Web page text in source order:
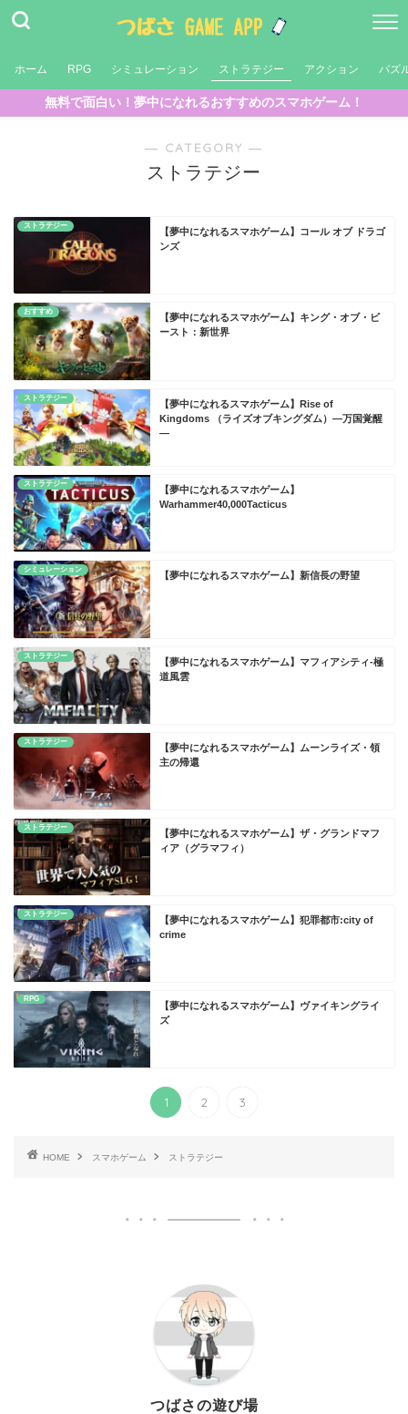
ホーム RPG シミュレーション ストラテジー アクション パズ
無料で面白い！夢中になれるおすすめのスマホゲーム！
― CATEGORY ―
ストラテジー
ストラテジー
【夢中になれるスマホゲーム】コール オブ ドラゴ
ンズ
おすすめ
【夢中になれるスマホゲーム】キング・オブ・ビ
ースト：新世界
ストラテジー
【夢中になれるスマホゲーム】Rise of
Kingdoms （ライズオブキングダム）―万国覚醒
―
ストラテジー
【夢中になれるスマホゲーム】
Warhammer40,000Tacticus
シミュレーション
【夢中になれるスマホゲーム】新信長の野望
ストラテジー
【夢中になれるスマホゲーム】マフィアシティ-極
道風雲
ストラテジー
【夢中になれるスマホゲーム】ムーンライズ・領
主の帰還
ストラテジー
【夢中になれるスマホゲーム】ザ・グランドマフ
ィア（グラマフィ）
ストラテジー
【夢中になれるスマホゲーム】犯罪都市:city of
crime
RPG
【夢中になれるスマホゲーム】ヴァイキングライ
ズ
1 2 3
HOME スマホゲーム ストラテジー
つばさの遊び場